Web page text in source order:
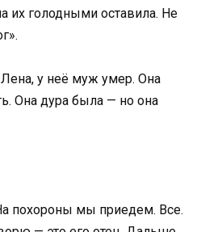
их голодными оставила. Не
у неё муж умер. Она
Она дура была — но она
похороны мы приедем. Все.